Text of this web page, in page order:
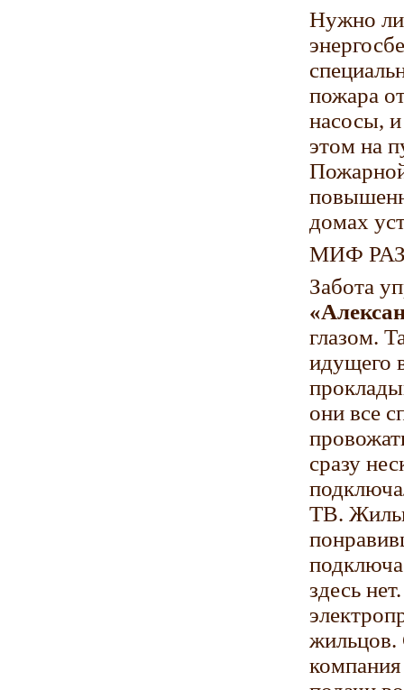
Нужно ли
пожара
насосы,
этом на
Пожарной
домах
МИФ
Забота
глазом.
идущего
они все
сразу
ТВ.
здесь
жильцов.